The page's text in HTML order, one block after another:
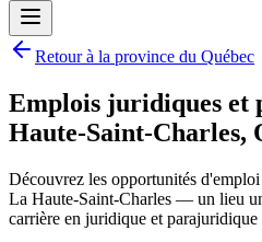
Retour à la province du Québec
Emplois juridiques et
Haute-Saint-Charles,
Découvrez les opportunités
La Haute-Saint-Charles — un lieu
carrière en juridique et